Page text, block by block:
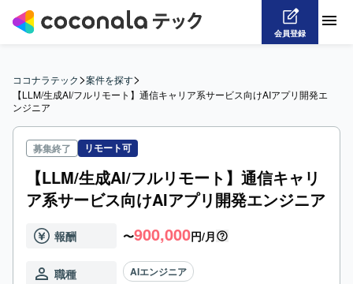
会員登録
ココナラテック>案件を探す>
【LLM/生成AI/フルリモート】通信キャリア系サービス向けAIアプリ開発エ
ンジニア
募集終了 リモート可
【LLM/生成AI/フルリモート】通信キャリ
ア系サービス向けAIアプリ開発エンジニア
報酬 〜900,000円/月
職種 AIエンジニア